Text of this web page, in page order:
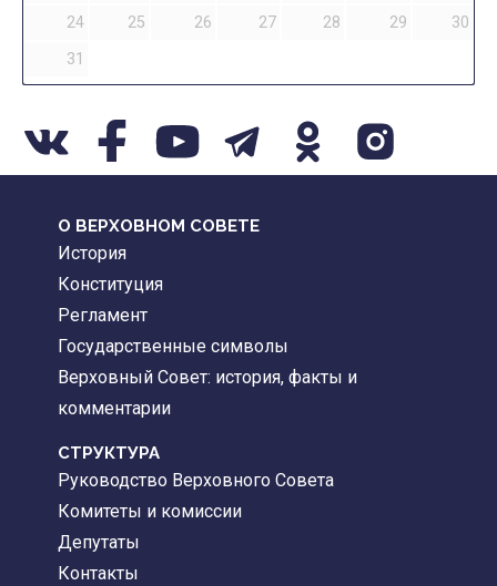
24
25 26 27 28 29
30
31
О ВЕРХОВНОМ СОВЕТЕ
История
Конституция
Регламент
Государственные символы
Верховный Совет: история, факты и
комментарии
CТРУКТУРА
Руководство Верховного Совета
Комитеты и комиссии
Депутаты
Контакты